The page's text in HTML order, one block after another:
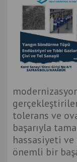
tolerans ve
başarıyla
hassasiyeti
önemli bir